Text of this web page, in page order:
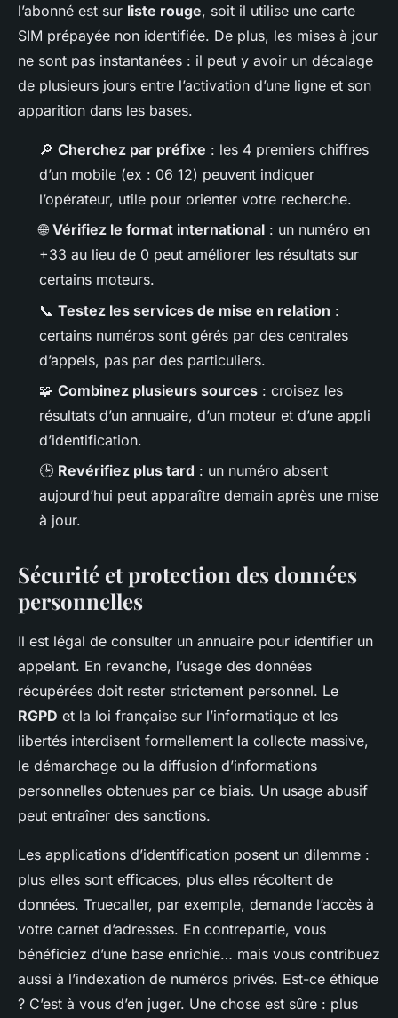
l’abonné est sur liste rouge, soit il utilise une carte
SIM prépayée non identifiée. De plus, les mises à jour
ne sont pas instantanées : il peut y avoir un décalage
de plusieurs jours entre l’activation d’une ligne et son
apparition dans les bases.
🔎 Cherchez par préfixe : les 4 premiers chiffres
d’un mobile (ex : 06 12) peuvent indiquer
l’opérateur, utile pour orienter votre recherche.
🌐 Vérifiez le format international : un numéro en
+33 au lieu de 0 peut améliorer les résultats sur
certains moteurs.
📞 Testez les services de mise en relation :
certains numéros sont gérés par des centrales
d’appels, pas par des particuliers.
🧩 Combinez plusieurs sources : croisez les
résultats d’un annuaire, d’un moteur et d’une appli
d’identification.
🕒 Revérifiez plus tard : un numéro absent
aujourd’hui peut apparaître demain après une mise
à jour.
Sécurité et protection des données
personnelles
Il est légal de consulter un annuaire pour identifier un
appelant. En revanche, l’usage des données
récupérées doit rester strictement personnel. Le
RGPD et la loi française sur l’informatique et les
libertés interdisent formellement la collecte massive,
le démarchage ou la diffusion d’informations
personnelles obtenues par ce biais. Un usage abusif
peut entraîner des sanctions.
Les applications d’identification posent un dilemme :
plus elles sont efficaces, plus elles récoltent de
données. Truecaller, par exemple, demande l’accès à
votre carnet d’adresses. En contrepartie, vous
bénéficiez d’une base enrichie… mais vous contribuez
aussi à l’indexation de numéros privés. Est-ce éthique
? C’est à vous d’en juger. Une chose est sûre : plus